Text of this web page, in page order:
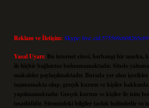
Reklam ve İletişim: Skype: live:.cid.575569c608265c69
Yasal Uyarı: Bu internet sitesi, herhangi bir marka,
ile hiçbir bağlantısı bulunmamaktadır. Sitede
makaleler paylaşılmaktadır. Burada yer alan
taşımamakta olup, gerçek kurum ve kişiler hakkında
yapılmamaktadır. Gerçek kurum ve kişiler ile isim
tesadüfidir. Sitemizdeki bilgiler taslak halindedir ve